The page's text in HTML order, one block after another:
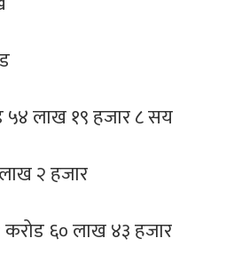
५४ लाख १९ हजार ८ सय
२ हजार
करोड ६० लाख ४३ हजार